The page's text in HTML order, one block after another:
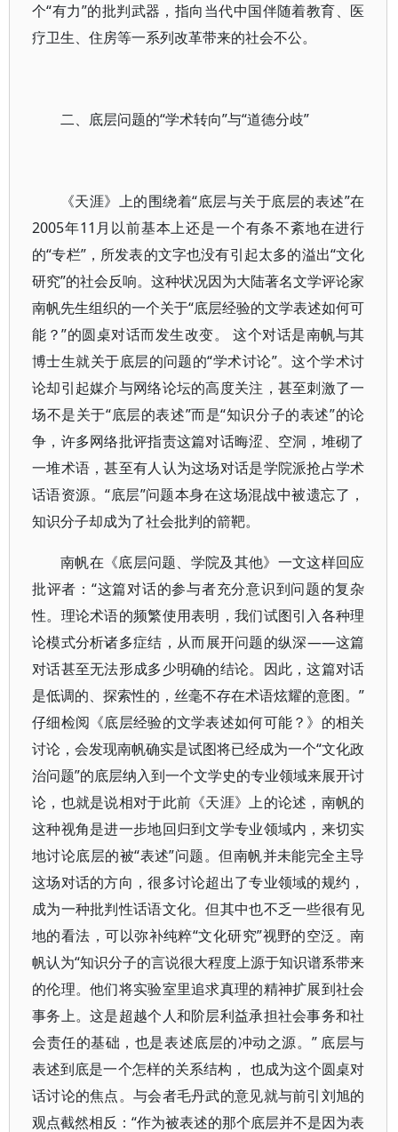
个“有力”的批判武器，指向当代中国伴随着教育、医
疗卫生、住房等一系列改革带来的社会不公。
二、底层问题的“学术转向”与“道德分歧”
《天涯》上的围绕着“底层与关于底层的表述”在
2005年11月以前基本上还是一个有条不紊地在进行
的“专栏”，所发表的文字也没有引起太多的溢出“文化
研究”的社会反响。这种状况因为大陆著名文学评论家
南帆先生组织的一个关于“底层经验的文学表述如何可
能？”的圆桌对话而发生改变。 这个对话是南帆与其
博士生就关于底层的问题的“学术讨论”。这个学术讨
论却引起媒介与网络论坛的高度关注，甚至刺激了一
场不是关于“底层的表述”而是“知识分子的表述”的论
争，许多网络批评指责这篇对话晦涩、空洞，堆砌了
一堆术语，甚至有人认为这场对话是学院派抢占学术
话语资源。“底层”问题本身在这场混战中被遗忘了，
知识分子却成为了社会批判的箭靶。
南帆在《底层问题、学院及其他》一文这样回应
批评者：“这篇对话的参与者充分意识到问题的复杂
性。理论术语的频繁使用表明，我们试图引入各种理
论模式分析诸多症结，从而展开问题的纵深——这篇
对话甚至无法形成多少明确的结论。因此，这篇对话
是低调的、探索性的，丝毫不存在术语炫耀的意图。”
仔细检阅《底层经验的文学表述如何可能？》的相关
讨论，会发现南帆确实是试图将已经成为一个“文化政
治问题”的底层纳入到一个文学史的专业领域来展开讨
论，也就是说相对于此前《天涯》上的论述，南帆的
这种视角是进一步地回归到文学专业领域内，来切实
地讨论底层的被“表述”问题。但南帆并未能完全主导
这场对话的方向，很多讨论超出了专业领域的规约，
成为一种批判性话语文化。但其中也不乏一些很有见
地的看法，可以弥补纯粹“文化研究”视野的空泛。南
帆认为“知识分子的言说很大程度上源于知识谱系带来
的伦理。他们将实验室里追求真理的精神扩展到社会
事务上。这是超越个人和阶层利益承担社会事务和社
会责任的基础，也是表述底层的冲动之源。” 底层与
表述到底是一个怎样的关系结构， 也成为这个圆桌对
话讨论的焦点。与会者毛丹武的意见就与前引刘旭的
观点截然相反：“作为被表述的那个底层并不是因为表